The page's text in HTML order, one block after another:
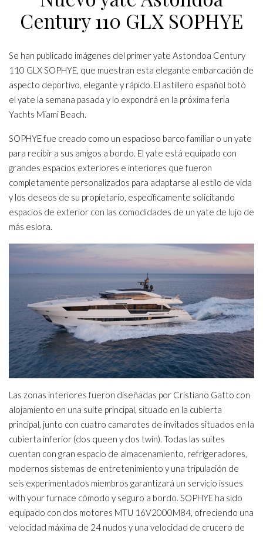
Century 110 GLX SOPHYE
Se han publicado imágenes del primer yate Astondoa Century
110 GLX SOPHYE, que muestran esta elegante embarcación de
aspecto deportivo, elegante y rápido. El astillero español botó
el yate la semana pasada y lo expondrá en la próxima feria
Yachts Miami Beach.
SOPHYE fue creado como un espacioso barco familiar o un yate
para recibir a sus amigos a bordo. El yate está equipado con
grandes espacios exteriores e interiores que fueron
completamente personalizados para adaptarse al estilo de vida
y los deseos de su propietario, específicamente solicitando
espacios de exterior con las comodidades de un yate de lujo de
más eslora.
Las zonas interiores fueron diseñadas por Cristiano Gatto con
alojamiento en una suite principal, situado en la cubierta
principal, junto con cuatro camarotes de invitados situados en la
cubierta inferior (dos queen y dos twin). Todas las suites
cuentan con gran espacio de almacenamiento, refrigeradores,
modernos sistemas de entretenimiento y una tripulación de
seis experimentados miembros garantizará un servicio issues
with your furnace cómodo y seguro a bordo. SOPHYE ha sido
equipado con dos motores MTU 16V2000M84, ofreciendo una
velocidad máxima de 24 nudos y una velocidad de crucero de